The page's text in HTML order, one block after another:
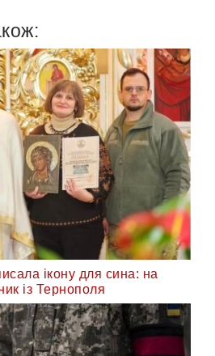
ікону для сина: на
із Тернополя